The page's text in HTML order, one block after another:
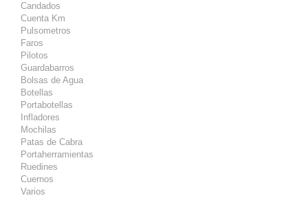
Candados
Cuenta Km
Pulsometros
Faros
Pilotos
Guardabarros
Bolsas de Agua
Botellas
Portabotellas
Infladores
Mochilas
Patas de Cabra
Portaherramientas
Ruedines
Cuernos
Varios